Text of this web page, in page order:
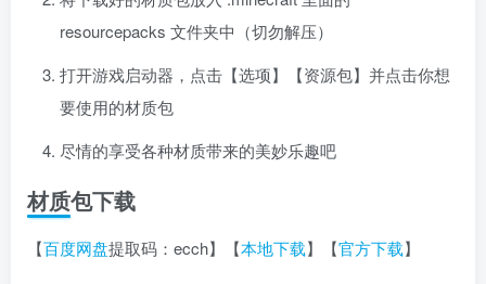
resourcepacks 文件夹中（切勿解压）
打开游戏启动器，点击【选项】【资源包】并点击你想
要使用的材质包
尽情的享受各种材质带来的美妙乐趣吧
材质包下载
【百度网盘提取码：ecch】【本地下载】【官方下载】